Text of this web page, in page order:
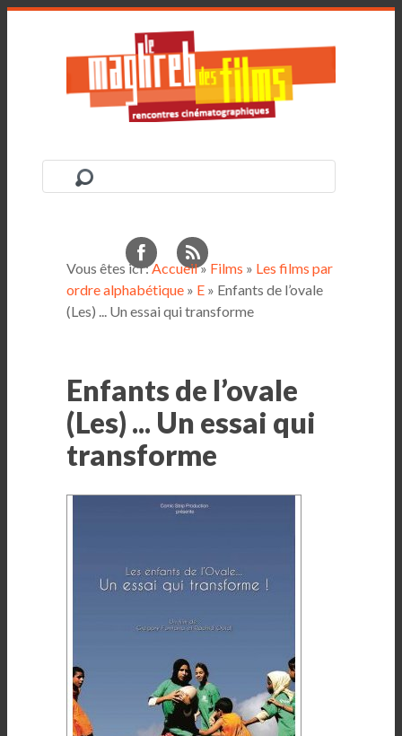
Vous êtes ici :Accueil» Films » Les films par
ordre alphabétique » E » Enfants de l’ovale
(Les) ... Un essai qui transforme
Enfants de l’ovale
(Les) ... Un essai qui
transforme